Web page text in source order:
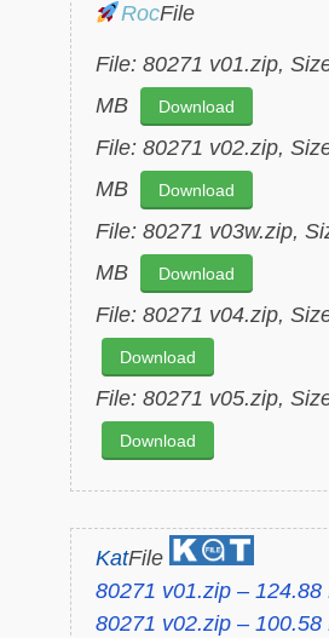
RocFile
File: 80271 v01.zip,
MB
Download
File: 80271 v02.zip,
MB
Download
File: 80271 v03w.zip,
MB
Download
File: 80271 v04.zip,
Download
File: 80271 v05.zip,
Download
KatFile
80271 v01.zip – 124.88
80271 v02.zip – 100.58